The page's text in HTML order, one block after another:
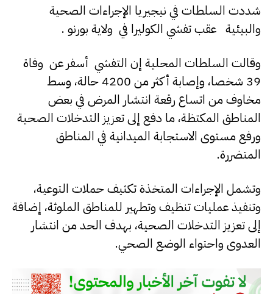
شددت السلطات في نيجيريا الإجراءات الصحية
والبيئية عقب تفشي الكوليرا في ولاية بورنو .
وقالت السلطات المحلية إن التفشي أسفر عن وفاة
39 شخصا، وإصابة أكثر من 4200 حالة، وسط
مخاوف من اتساع رقعة انتشار المرض في بعض
المناطق المكتظة، ما دفع إلى تعزيز التدخلات الصحية
ورفع مستوى الاستجابة الميدانية في المناطق
المتضررة.
وتشمل الإجراءات المتخذة تكثيف حملات التوعية،
وتنفيذ عمليات تنظيف وتطهير للمناطق الملوثة، إضافة
إلى تعزيز التدخلات الصحية، بهدف الحد من انتشار
العدوى واحتواء الوضع الصحي.